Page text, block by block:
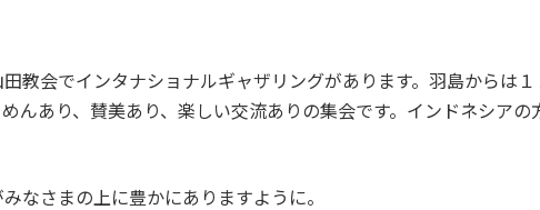
教会でインタナショナルギャザリングがあります。羽島からは１
んあり、賛美あり、楽しい交流ありの集会です。インドネシアの
なさまの上に豊かにありますように。